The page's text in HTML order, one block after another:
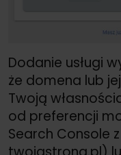
Dodanie usługi
że domena lub
Twoją
od preferencji
Search Console